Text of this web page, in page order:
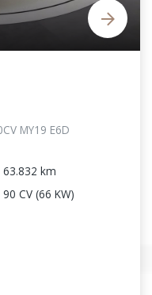
MY19 E6D
63.832 km
90 CV (66 KW)